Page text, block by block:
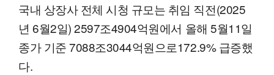
국내 상장사 전체 시청 규모는 취임 직전(2025
년 6월2일) 2597조4904억원에서 올해 5월11일
종가 기준 7088조3044억원으로172.9% 급증했
다.